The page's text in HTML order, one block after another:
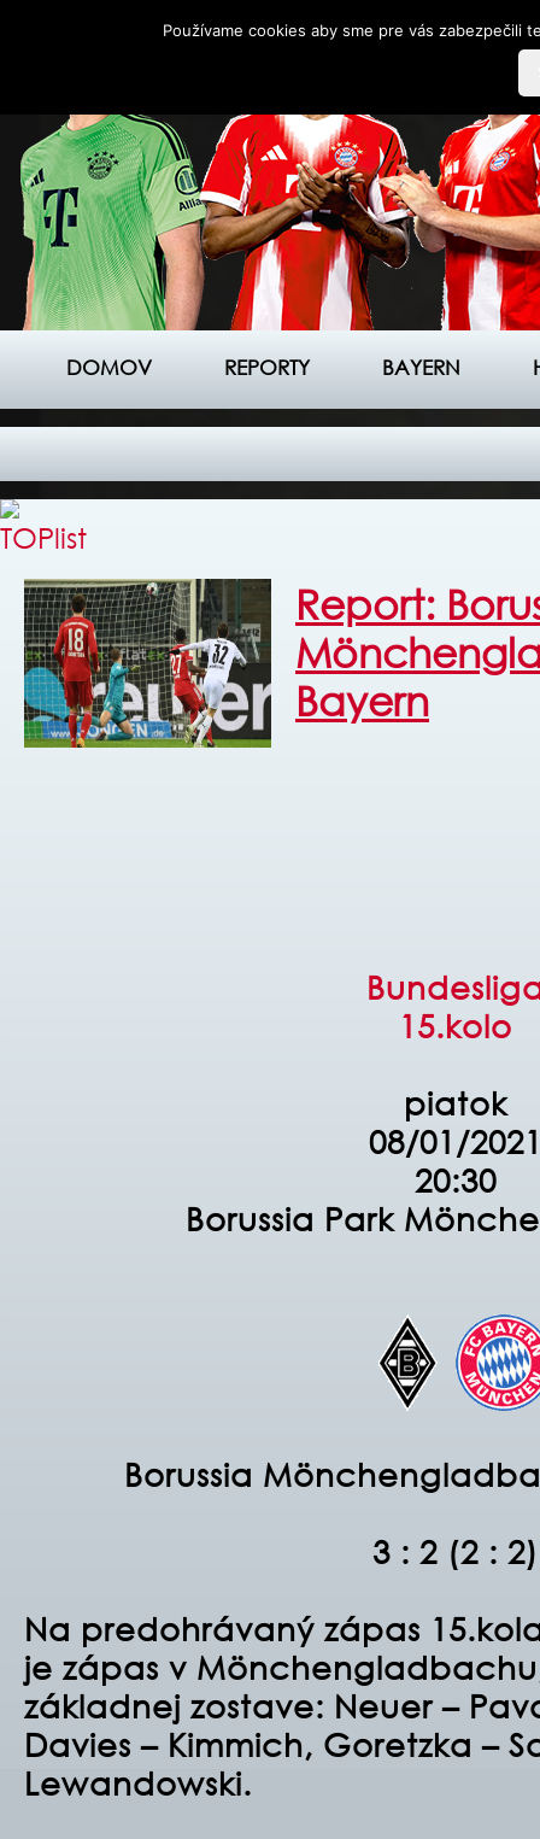
DOMOV REPORTY BAYERN
Report:
Bayern
15.kolo
piatok
08/01/
20:30
Borussia Park
Borussia
3 : 2 (2 : 2)
Na predohrávaný zápas
je zápas v
základnej zostave: Neuer –
Davies – Kimmich, Goretzka –
Lewandowski.
Používame cookies aby sme pre vás zabezpečili